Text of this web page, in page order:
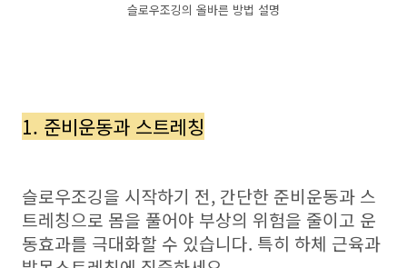
슬로우조깅의 올바른 방법 설명
1. 준비운동과 스트레칭
슬로우조깅을 시작하기 전, 간단한 준비운동과 스
트레칭으로 몸을 풀어야 부상의 위험을 줄이고 운
동효과를 극대화할 수 있습니다. 특히 하체 근육과